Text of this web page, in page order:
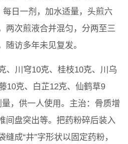
日一剂，加水适量，头煎六
两次煎液合并混匀，分两至三
随访多年未见复发。
、川穹10克、桂枝10克、川乌
10克、白芷12克、仙鹤草9
，供一人使用。主治：骨质增
间盘突出等。把药粉碎后装入
成“井”字形状以固定药粉，